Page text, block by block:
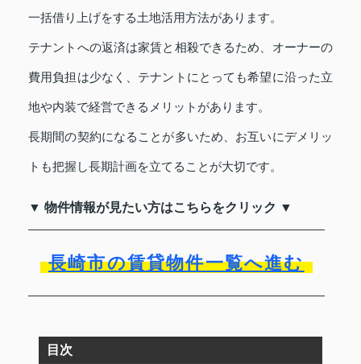
一括借り上げをする土地活用方法があります。
テナントへの返済は家賃と相殺できるため、オーナーの
費用負担は少なく、テナントにとっても希望に沿った立
地や内装で経営できるメリットがあります。
長期間の契約になることが多いため、お互いにデメリッ
トも把握し長期計画を立てることが大切です。
▼ 物件情報が見たい方はこちらをクリック ▼
長崎市の賃貸物件一覧へ進む
目次